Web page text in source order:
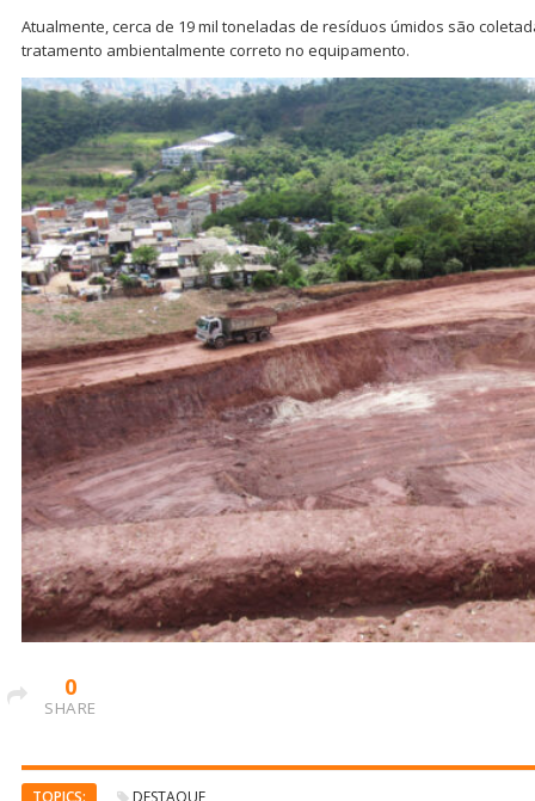
Atualmente, cerca de 19 mil toneladas de resíduos úmidos são
tratamento ambientalmente correto no equipamento.
0
SHARE
TOPICS: DESTAQUE